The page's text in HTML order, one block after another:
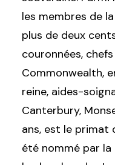
les membres de
plus de deux
couronnées,
Commonwealth,
reine, aides-
Canterbury,
ans, est le primat
été nommé par la